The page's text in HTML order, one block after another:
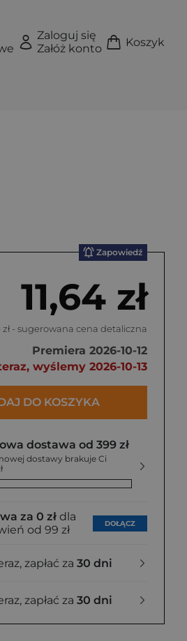
Zaloguj się
Załóż konto
Koszyk
Zapowiedź
11,64 zł
- sugerowana cena detaliczna
Premiera 2026-10-12
wyślemy 2026-10-13
DO KOSZYKA
dostawa od 399 zł
dostawy brakuje Ci
za 0 zł dla
od 99 zł
DOŁĄCZ
zapłać za 30 dni
zapłać za 30 dni